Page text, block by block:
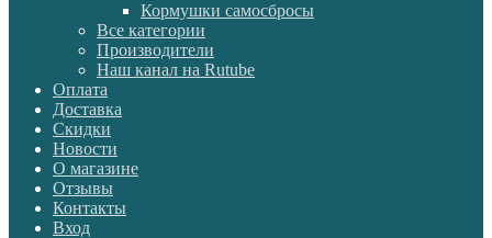
Кормушки самосбросы
Все категории
Производители
Наш канал на Rutube
Оплата
Доставка
Скидки
Новости
О магазине
Отзывы
Контакты
Вход